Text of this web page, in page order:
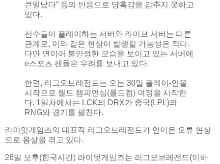
큰일났다” 등의 반응으로 당혹감을 감추지 못하고
있다.
선수들이 플레이하는 서버와 라이브 서버는 다른
관계로, 이와 같은 현상이 발생할 가능성은 적다.
다만 연이어 불안정한 모습을 보이고 있는 서버에
e스포츠 팬들은 우려를 보내고 있다.
한편, 리그오브레전드는 오는 30일 플레이-인을
시작으로 월드 챔피언십(롤드컵) 여정을 시작한
다. 1일차에서는 LCK의 DRX가 중국(LPL)의
RNG와 경기를 펼친다.
라이엇게임즈의 대표작 리그오브레전드가 연이은 오류 현상
으로 몸살을 겪고 있다.
26일 오후(한국시간) 라이엇게임즈는 리그오브레전드(이하